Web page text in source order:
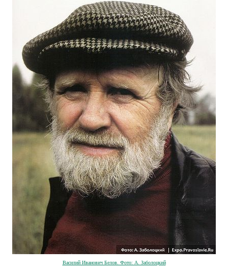
Василий Иванович Белов. Фото: А. Заболоцкий